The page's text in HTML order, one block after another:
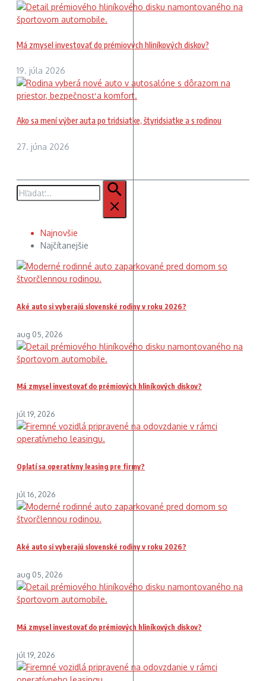
Má zmysel investovať do prémiových hliníkových diskov?
19. júla 2026
Ako sa mení výber auta po tridsiatke, štyridsiatke a s rodinou
27. júna 2026
Hľadať:
Najnovšie
Najčítanejšie
Aké auto si vyberajú slovenské rodiny v roku 2026?
aug 05, 2026
Má zmysel investovať do prémiových hliníkových diskov?
júl 19, 2026
Oplatí sa operatívny leasing pre firmy?
júl 16, 2026
Aké auto si vyberajú slovenské rodiny v roku 2026?
aug 05, 2026
Má zmysel investovať do prémiových hliníkových diskov?
júl 19, 2026